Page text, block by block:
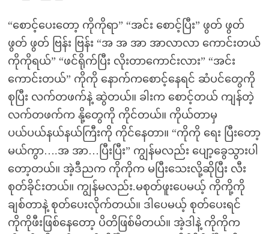
“စောင့်ပေးတော့ ကိုကိုရာ” “အင်း စောင့်ပြီး” ဖွတ် ဖွတ်
ဖွတ် ဖွတ် ဗြန်း ဗြန်း “အ အ အာ အာလာလာ ကောင်းတယ်
ကိုကိုရယ်” “ဖင်ရိုက်ပြီး လိုးတာကောင်းလား” “အင်း
ကောင်းတယ်” ကိုကို နောက်ကစောင့်နေရင် ဆံပင်တွေကို
စုပြီး လက်တဖက်နဲ့ ဆွဲတယ်။ ခါးက စောင့်တယ် ကျန်တဲ့
လက်တဖက်က နို့တွေကို ကိုင်တယ်။ ကိုယ်တာမှ
ပယ်ပယ်နယ်နယ်ကြီးကို ကိုင်နေတာ။ “ကိုကို ရေး ပြီးတော့
မယ်ကွာ….အ အာ…ပြီးပြီး” ကျွန်မလည်း ပျော့ခွေသွားပါ
တော့တယ်။ အဲ့ဒီညက ကိုကိုက မပြီးသေးလို့ဆိုပြီး လီး
စုတ်ခိုင်းတယ်။ ကျွန်မလည်း.မစုတ်ဖူးပေမယ့် ကိုကို့ကို
ချစ်တာနဲ့ စုတ်ပေးလိုက်တယ်။ ဒါပေမယ့် စုတ်ပေးရင်
ကိုကိုဖီးဖြစ်နေတော့ ပိတိဖြစ်မိတယ်။ အဲ့ဒါနဲ့ ကိုကိုက